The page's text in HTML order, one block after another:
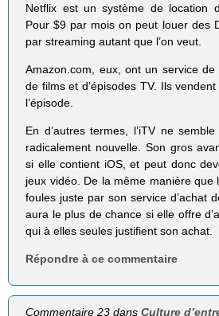
Netflix est un système de location
Pour $9 par mois on peut louer des
par streaming autant que l’on veut.
Amazon.com, eux, ont un service
de films et d’épisodes TV. Ils
l’épisode.
En d’autres termes, l’iTV ne
radicalement nouvelle. Son gros
si elle contient iOS, et peut donc
jeux vidéo. De la même manière que
foules juste par son service d’achat
aura le plus de chance si elle offre
qui à elles seules justifient son achat.
Répondre à ce commentaire
Commentaire 23 dansCulture